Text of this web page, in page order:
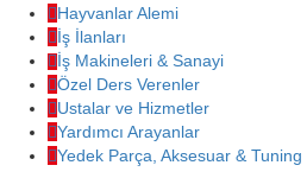
Hayvanlar Alemi
İş İlanları
İş Makineleri & Sanayi
Özel Ders Verenler
Ustalar ve Hizmetler
Yardımcı Arayanlar
Yedek Parça, Aksesuar & Tuning